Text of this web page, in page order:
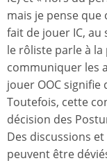
mais je pense que
fait de jouer IC,
le rôliste parle à
communiquer les
jouer OOC
Toutefois, cette
décision des
Des discussions
peuvent être